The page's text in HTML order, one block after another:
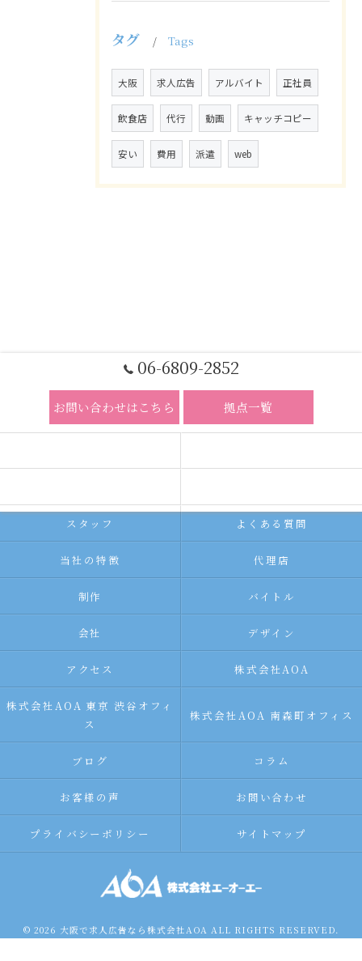
タグ Tags
大阪 求人広告 アルバイト 正社員
飲食店 代行 動画 キャッチコピー
安い 費用 派遣 web
06-6809-2852
お問い合わせはこちら 拠点一覧
スタッフ よくある質問
当社の特徴 代理店
制作 バイトル
会社 デザイン
アクセス 株式会社AOA
株式会社AOA 東京 渋谷オフィ
ス
株式会社AOA 南森町オフィス
ブログ コラム
お客様の声 お問い合わせ
プライバシーポリシー サイトマップ
© 2026 大阪で求人広告なら株式会社AOA ALL RIGHTS RESERVED.